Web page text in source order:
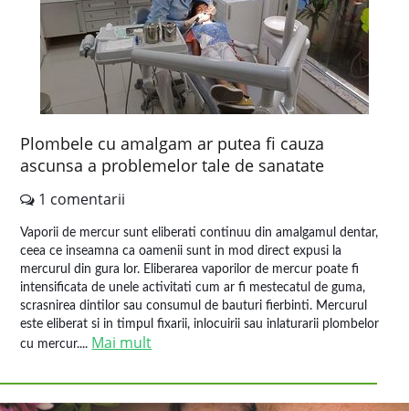
Plombele cu amalgam ar putea fi cauza
ascunsa a problemelor tale de sanatate
1 comentarii
Vaporii de mercur sunt eliberati continuu din amalgamul dentar,
ceea ce inseamna ca oamenii sunt in mod direct expusi la
mercurul din gura lor. Eliberarea vaporilor de mercur poate fi
intensificata de unele activitati cum ar fi mestecatul de guma,
scrasnirea dintilor sau consumul de bauturi fierbinti. Mercurul
este eliberat si in timpul fixarii, inlocuirii sau inlaturarii plombelor
cu mercur.... Mai mult